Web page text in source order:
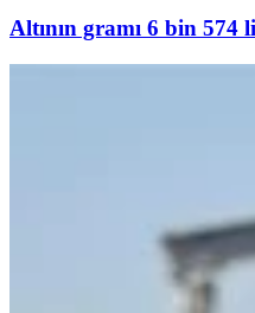
Altının gramı 6 bin